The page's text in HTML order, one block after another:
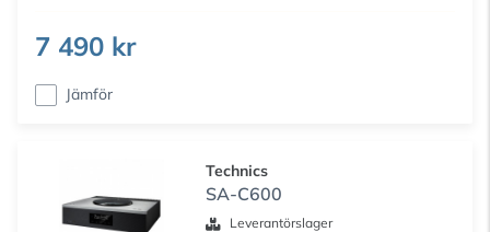
7 490 kr
Jämför
Technics
SA-C600
Leverantörslager